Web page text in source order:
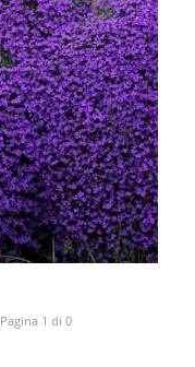
Pagina 1 di 0